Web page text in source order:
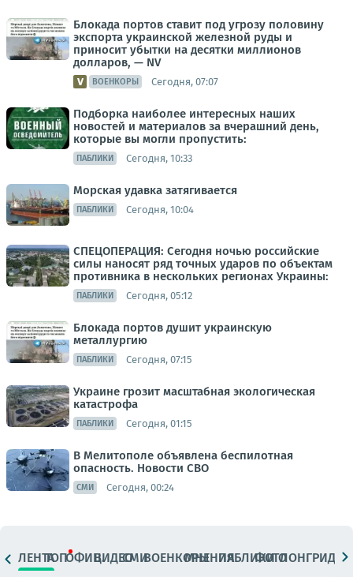
Блокада портов ставит под угрозу половину
экспорта украинской железной руды и
приносит убытки на десятки миллионов
долларов, — NV
ВОЕНКОРЫ Сегодня, 07:07
Подборка наиболее интересных наших
новостей и материалов за вчерашний день,
которые вы могли пропустить:
ПАБЛИКИ Сегодня, 10:33
Морская удавка затягивается
ПАБЛИКИ Сегодня, 10:04
СПЕЦОПЕРАЦИЯ: Сегодня ночью российские
силы наносят ряд точных ударов по объектам
противника в нескольких регионах Украины:
ПАБЛИКИ Сегодня, 05:12
Блокада портов душит украинскую
металлургию
ПАБЛИКИ Сегодня, 07:15
Украине грозит масштабная экологическая
катастрофа
ПАБЛИКИ Сегодня, 01:15
В Мелитополе объявлена беспилотная
опасность. Новости СВО
СМИ Сегодня, 00:24
ЛЕНТАТОПОФИЦ.ВИДЕОСМИВОЕНКОРЫМНЕНИЯПАБЛИКИ
ФОТОЛОНГРИДЫ